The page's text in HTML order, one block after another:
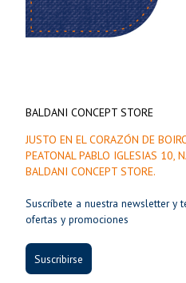
BALDANI CONCEPT STORE
JUSTO EN EL CORAZÓN DE
PEATONAL PABLO IGLESIAS 10,
BALDANI CONCEPT STORE.
Suscríbete a nuestra newsletter y
ofertas y promociones
Suscribirse